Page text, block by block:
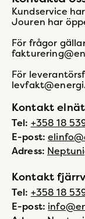
Kundservice
Jouren har
För frågor
För
Kontakt
Tel: +358 18
E-post:
Adress:
Kontakt
Tel: +358 18
E-post: